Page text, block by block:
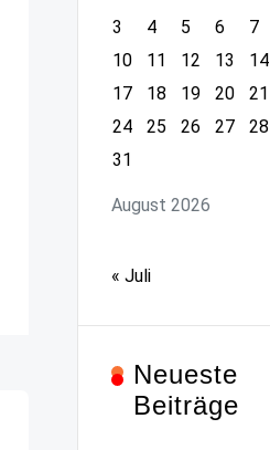
August 2026
3
4 5 6 7
10
11 12 13 14
17
18 19 20 21
24
25 26 27 28
31
« Juli
Neueste
Beiträge